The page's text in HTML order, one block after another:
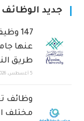
جديد الوظائف
147
عنها
طريق
5 أغسطس، 2026
وظائف
مختلف